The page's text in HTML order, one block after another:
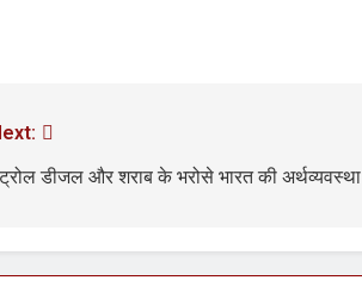
डीजल और शराब के भरोसे भारत की अर्थव्यवस्था